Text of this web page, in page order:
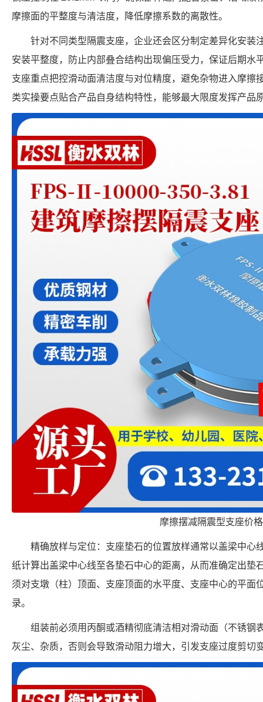
摩擦面的平整度与清洁度，降低摩擦系数的离散性。
针对不同类型隔震支座，企业还会区分制定差异化安装
安装平整度，防止内部叠合结构出现偏压受力，保证后期水
支座重点把控滑动面清洁度与对位精度，避免杂物进入摩擦
类实操要点贴合产品自身结构特性，能够最大限度发挥产品
摩擦摆减隔震型支座价格
精确放样与定位：支座垫石的位置放样通常以盖梁中心
纸计算出盖梁中心线至各垫石中心的距离，从而准确定出垫
须对支墩（柱）顶面、支座顶面的水平度、支座中心的平面
录。
组装前必须用丙酮或酒精彻底清洁相对滑动面（不锈钢
灰尘、杂质，否则会导致滑动阻力增大，引发支座过度剪切